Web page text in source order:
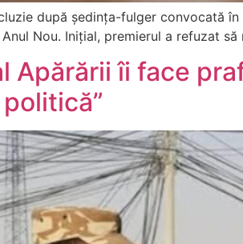
după ședința-fulger convocată
Nou. Inițial, premierul a refuzat
Apărării îi face